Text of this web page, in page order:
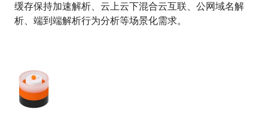
缓存保持加速解析、云上云下混合云互联、公网域名解
析、端到端解析行为分析等场景化需求。